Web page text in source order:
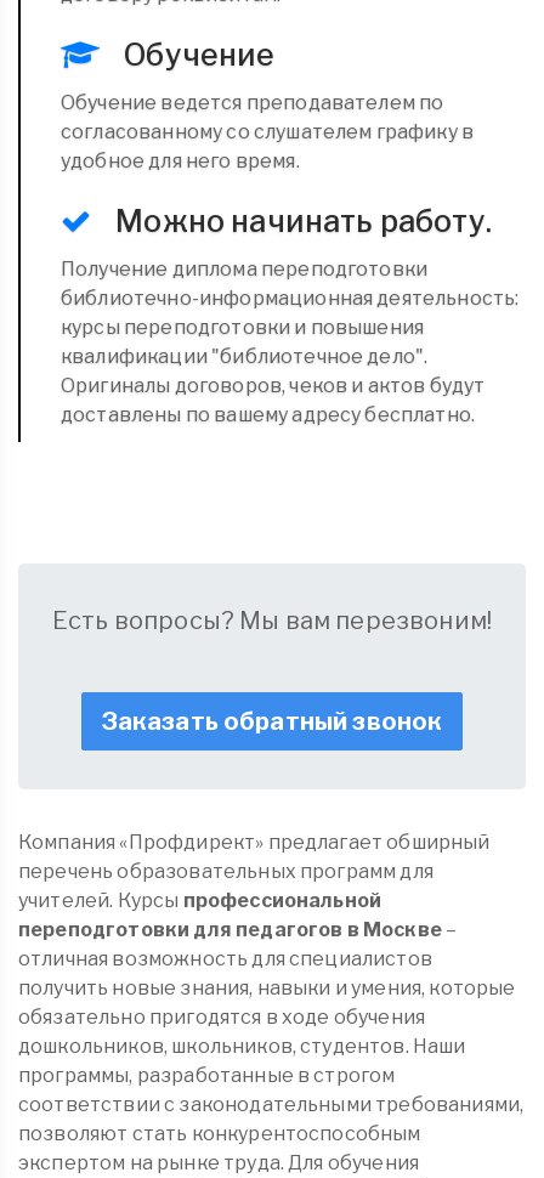
Обучение
Обучение ведется преподавателем по
согласованному со слушателем графику в
удобное для него время.
Можно начинать работу.
Получение диплома переподготовки
библиотечно-информационная деятельность:
курсы переподготовки и повышения
квалификации "библиотечное дело".
Оригиналы договоров, чеков и актов будут
доставлены по вашему адресу бесплатно.
Есть вопросы? Мы вам перезвоним!
Заказать обратный звонок
Компания «Профдирект» предлагает обширный
перечень образовательных программ для
учителей. Курсы профессиональной
переподготовки для педагогов в Москве–
отличная возможность для специалистов
получить новые знания, навыки и умения, которые
обязательно пригодятся в ходе обучения
дошкольников, школьников, студентов. Наши
программы, разработанные в строгом
соответствии с законодательными требованиями,
позволяют стать конкурентоспособным
экспертом на рынке труда. Для обучения